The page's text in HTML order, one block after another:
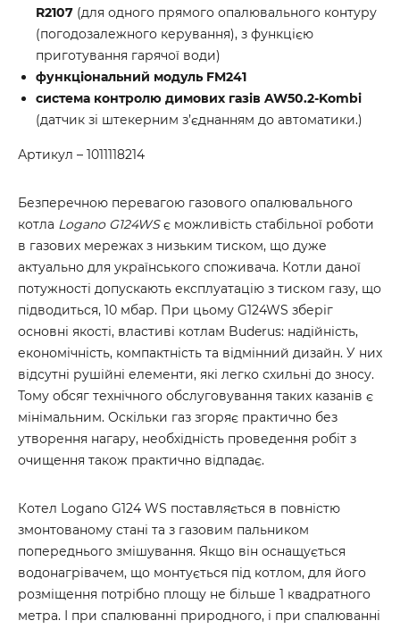
R2107 (для одного прямого опалювального контуру
(погодозалежного керування), з функцією
приготування гарячої води)
функціональний модуль FM241
система контролю димових газів AW50.2-Kombi
(датчик зі штекерним з’єднанням до автоматики.)
Артикул – 1011118214
Безперечною перевагою газового опалювального
котла Logano G124WSє можливість стабільної роботи
в газових мережах з низьким тиском, що дуже
актуально для українського споживача. Котли даної
потужності допускають експлуатацію з тиском газу, що
підводиться, 10 мбар. При цьому G124WS зберіг
основні якості, властиві котлам Buderus: надійність,
економічність, компактність та відмінний дизайн. У них
відсутні рушійні елементи, які легко схильні до зносу.
Тому обсяг технічного обслуговування таких казанів є
мінімальним. Оскільки газ згоряє практично без
утворення нагару, необхідність проведення робіт з
очищення також практично відпадає.
Котел Logano G124 WS поставляється в повністю
змонтованому стані та з газовим пальником
попереднього змішування. Якщо він оснащується
водонагрівачем, що монтується під котлом, для його
розміщення потрібно площу не більше 1 квадратного
метра. І при спалюванні природного, і при спалюванні